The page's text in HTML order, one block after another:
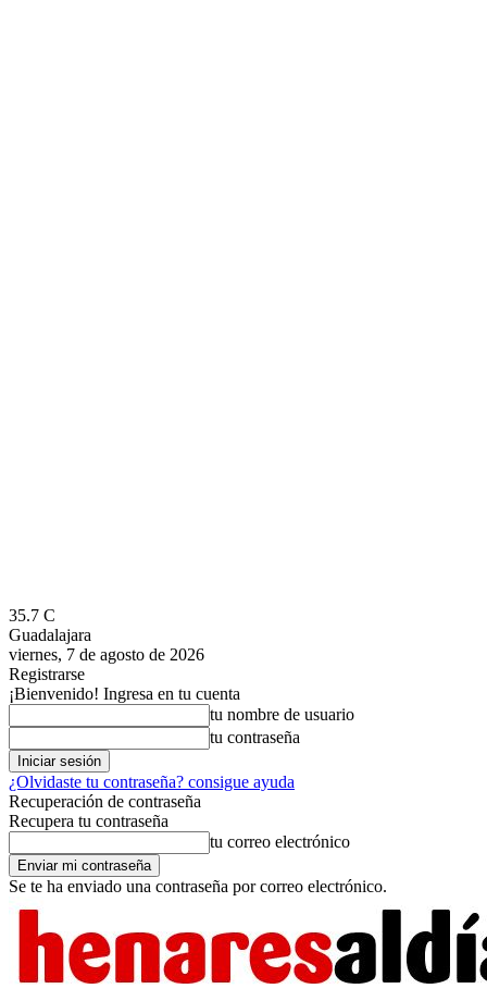
35.7 C
Guadalajara
viernes, 7 de agosto de 2026
Registrarse
¡Bienvenido! Ingresa en tu cuenta
tu nombre de usuario
tu contraseña
¿Olvidaste tu contraseña? consigue ayuda
Recuperación de contraseña
Recupera tu contraseña
tu correo electrónico
Se te ha enviado una contraseña por correo electrónico.